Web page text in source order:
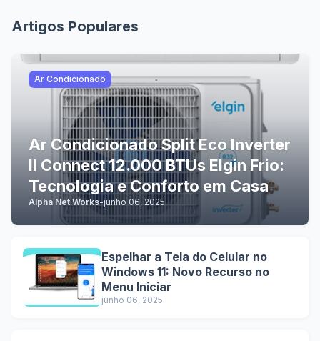
Artigos Populares
Ar Condicionado
Ar Condicionado Split Eco Inverter
II Connect 12.000 BTUs Elgin Frio:
Tecnologia e Conforto em Casa
Alpha Net Works-junho 06, 2025
Espelhar a Tela do Celular no
Windows 11: Novo Recurso no
Menu Iniciar
junho 06, 2025